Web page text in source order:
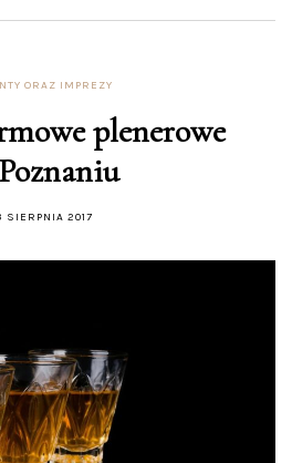
ORAZ IMPREZY
plenerowe
SIERPNIA 2017